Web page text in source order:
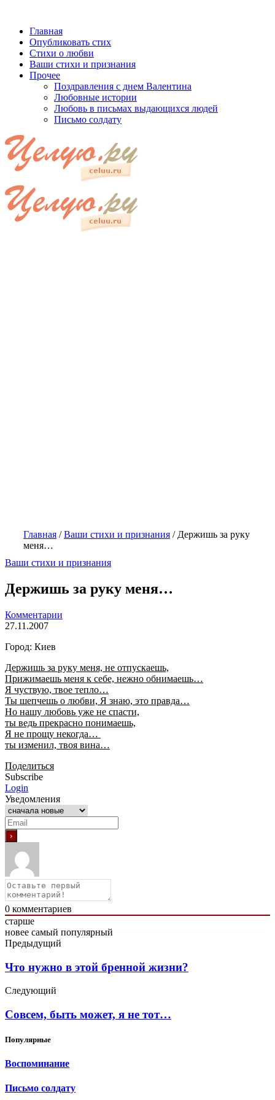
Главная
Опубликовать стих
Стихи о любви
Ваши стихи и признания
Прочее
Поздравления с днем Валентина
Любовные истории
Любовь в письмах выдающихся людей
Письмо солдату
Главная /Ваши стихи и признания / Держишь за руку
меня…
Ваши стихи и признания
Держишь за руку меня…
Комментарии
27.11.2007
Город: Киев
Держишь за руку меня, не отпускаешь,
Прижимаешь меня к себе, нежно обнимаешь…
Я чуствую, твое тепло…
Ты шепчешь о любви, Я знаю, это правда…
Но нашу любовь уже не спасти,
ты ведь прекрасно понимаешь,
Я не прощу некогда…
ты изменил, твоя вина…
Поделиться
Subscribe
Login
Уведомления
0 комментариев
старше
новее самый популярный
Предыдущий
Что нужно в этой бренной жизни?
Следующий
Совсем, быть может, я не тот…
Популярные
Воспоминание
Письмо солдату